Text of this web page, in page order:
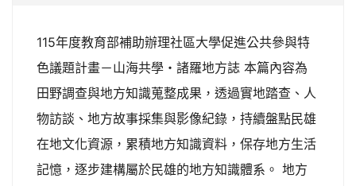
115年度教育部補助辦理社區大學促進公共參與特
色議題計畫－山海共學・諸羅地方誌 本篇內容為
田野調查與地方知識蒐整成果，透過實地踏查、人
物訪談、地方故事採集與影像紀錄，持續盤點民雄
在地文化資源，累積地方知識資料，保存地方生活
記憶，逐步建構屬於民雄的地方知識體系。 地方